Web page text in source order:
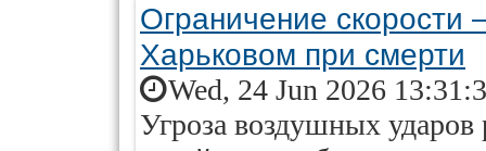
Ограничение
Харьковом при смерти
Wed, 24 Jun 2026
Угроза воздушных